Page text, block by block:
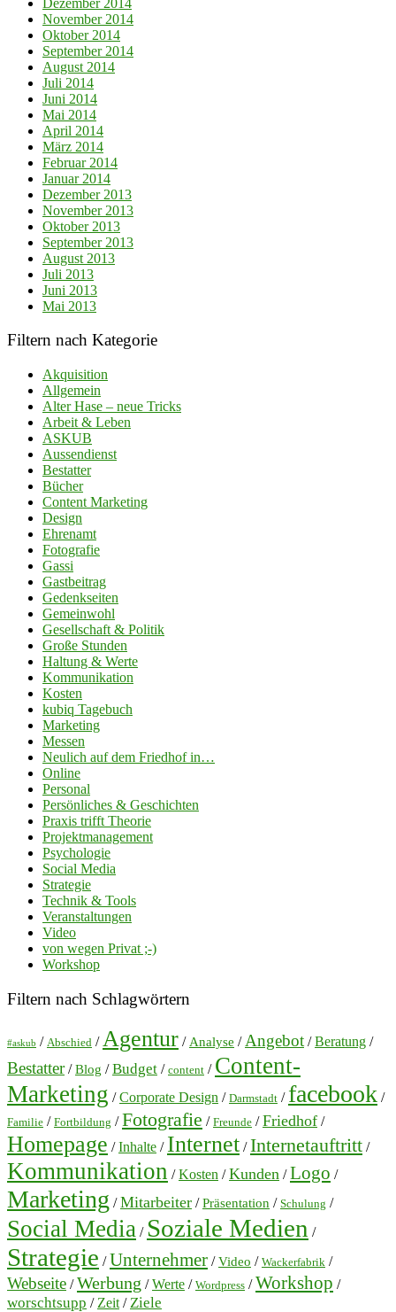
November 2014
Oktober 2014
September 2014
August 2014
Juli 2014
Juni 2014
Mai 2014
April 2014
März 2014
Februar 2014
Januar 2014
Dezember 2013
November 2013
Oktober 2013
September 2013
August 2013
Juli 2013
Juni 2013
Mai 2013
Filtern nach Kategorie
Akquisition
Allgemein
Alter Hase – neue Tricks
Arbeit & Leben
ASKUB
Aussendienst
Bestatter
Bücher
Content Marketing
Design
Ehrenamt
Fotografie
Gassi
Gastbeitrag
Gedenkseiten
Gemeinwohl
Gesellschaft & Politik
Große Stunden
Haltung & Werte
Kommunikation
Kosten
kubiq Tagebuch
Marketing
Messen
Neulich auf dem Friedhof in…
Online
Personal
Persönliches & Geschichten
Praxis trifft Theorie
Projektmanagement
Psychologie
Social Media
Strategie
Technik & Tools
Veranstaltungen
Video
von wegen Privat ;-)
Workshop
Filtern nach Schlagwörtern
#askub / Abschied / Agentur / Analyse / Angebot /Beratung /
Bestatter/Blog /Budget / content / Content-
Marketing /Corporate Design / Darmstadt / facebook /
Familie / Fortbildung /Fotografie / Freunde /Friedhof /
Homepage /Inhalte / Internet /Internetauftritt /
Kommunikation /Kosten /Kunden /Logo /
Marketing /Mitarbeiter /Präsentation / Schulung /
Social Media / Soziale Medien /
Strategie /Unternehmer /Video / Wackerfabrik /
Webseite /Werbung /Werte / Wordpress /Workshop /
worschtsupp / Zeit / Ziele